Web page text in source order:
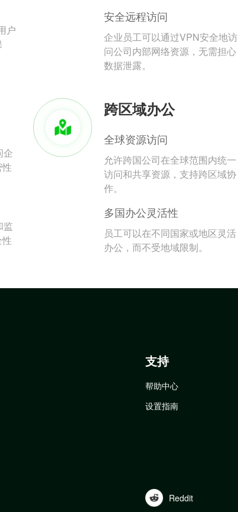
户
安全远程访问
企业员工可以通过VPN安全地访
问公司内部网络资源，无需担心
数据泄露。
企
监
跨区域办公
全球资源访问
允许跨国公司在全球范围内统一
访问和共享资源，支持跨区域协
作。
多国办公灵活性
员工可以在不同国家或地区灵活
办公，而不受地域限制。
支持
帮助中心
设置指南
Reddit